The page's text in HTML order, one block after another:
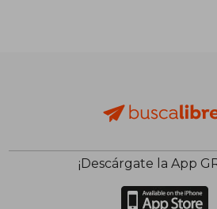
¡Descárgate la App